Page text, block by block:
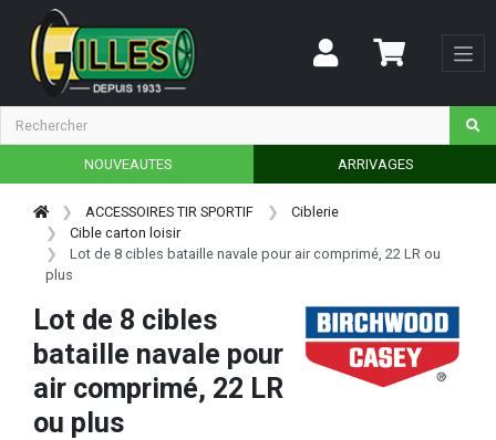
NOUVEAUTES ARRIVAGES
ACCESSOIRES TIR SPORTIF
Ciblerie
Cible carton loisir
Lot de 8 cibles bataille navale pour air comprimé, 22 LR ou
plus
Lot de 8 cibles
bataille navale pour
air comprimé, 22 LR
ou plus